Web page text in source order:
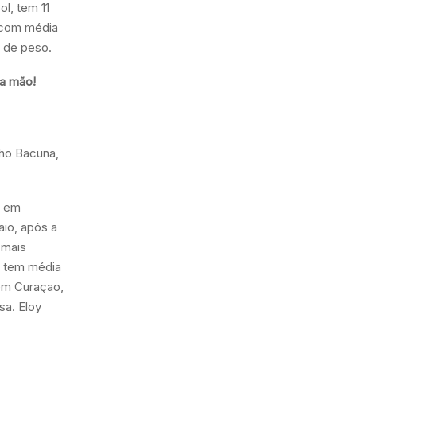
tem 11
média
de peso.
mão!
Bacuna,
após a
média
Curaçao,
Eloy